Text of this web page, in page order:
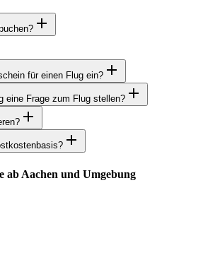
für einen Flug ein?
eine Frage zum Flug stellen?
ab Aachen und Umgebung